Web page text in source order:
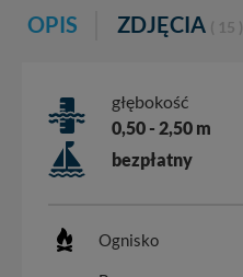
OPIS ZDJĘCIA ( 15 )
głębokość
0,50 - 2,50 m
bezpłatny
Ognisko